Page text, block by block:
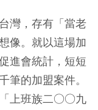
灣，存有「當老
像。就以這場加
進會統計，短短
筆的加盟案件。
上班族二○○九